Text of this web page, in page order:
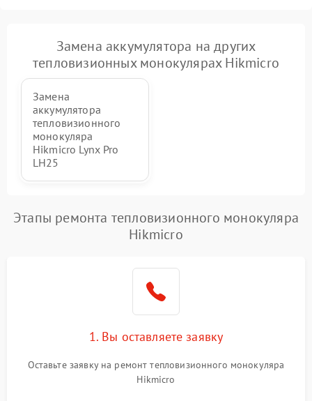
Замена аккумулятора на других
тепловизионных монокулярах Hikmicro
Замена
аккумулятора
тепловизионного
монокуляра
Hikmicro Lynx Pro
LH25
Этапы ремонта тепловизионного монокуляра
Hikmicro
1. Вы оставляете заявку
Оставьте заявку на ремонт тепловизионного монокуляра
Hikmicro